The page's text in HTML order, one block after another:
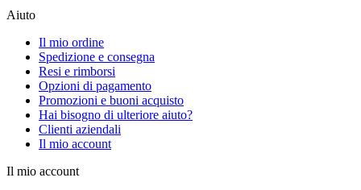
Aiuto
Il mio ordine
Spedizione e consegna
Resi e rimborsi
Opzioni di pagamento
Promozioni e buoni acquisto
Hai bisogno di ulteriore aiuto?
Clienti aziendali
Il mio account
Il mio account